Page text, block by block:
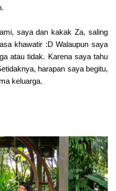
saya dan kakak Za, saling
khawatir :D Walaupun saya
atau tidak. Karena saya tahu
harapan saya begitu,
keluarga.